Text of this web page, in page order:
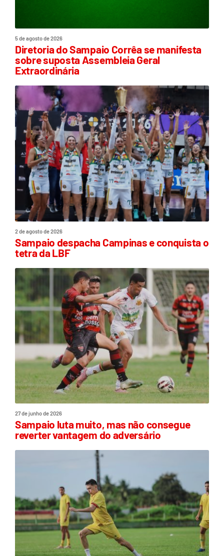
5 de agosto de 2026
Diretoria do Sampaio Corrêa se manifesta
sobre suposta Assembleia Geral
Extraordinária
2 de agosto de 2026
Sampaio despacha Campinas e conquista o
tetra da LBF
27 de junho de 2026
Sampaio luta muito, mas não consegue
reverter vantagem do adversário